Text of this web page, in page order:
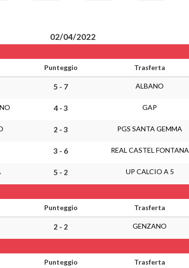
02/04/2022
Punteggio Trasferta
5 - 7 ALBANO
4 - 3 GAP
2 - 3 PGS SANTA GEMMA
3 - 6 REAL CASTEL FONTANA
5 - 2 UP CALCIO A 5
Punteggio Trasferta
2 - 2 GENZANO
Punteggio Trasferta